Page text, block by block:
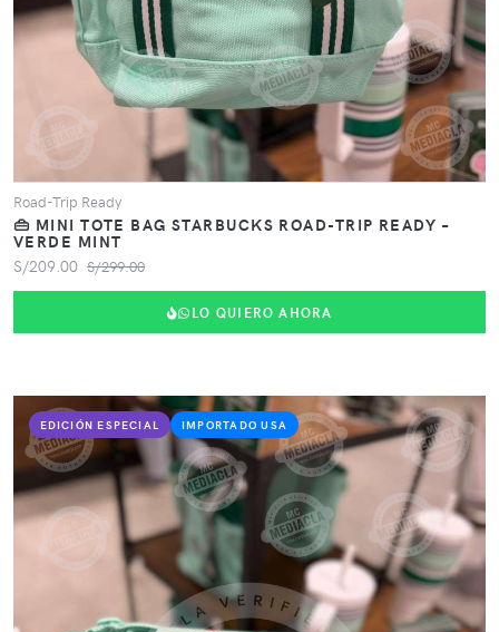
Road-Trip Ready
👜 MINI TOTE BAG STARBUCKS ROAD-TRIP READY –
VERDE MINT
S/209.00 S/299.00
LO QUIERO AHORA
EDICIÓN ESPECIAL IMPORTADO USA